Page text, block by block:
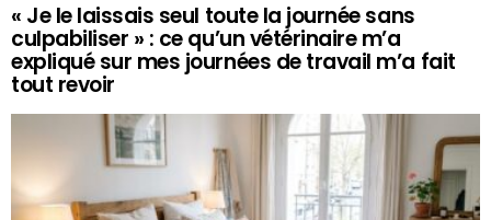
« Je le laissais seul toute la journée sans
culpabiliser » : ce qu’un vétérinaire m’a
expliqué sur mes journées de travail m’a fait
tout revoir